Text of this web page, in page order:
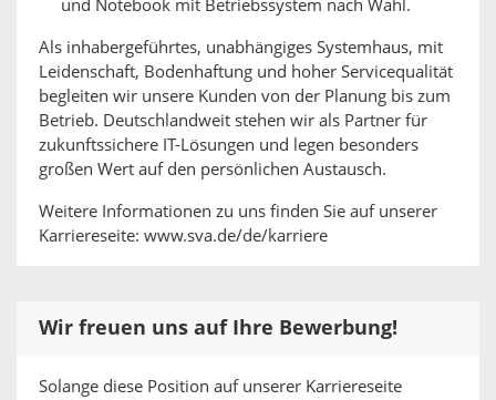
und Notebook mit Betriebssystem nach Wahl.
Als inhabergeführtes, unabhängiges Systemhaus, mit
Leidenschaft, Bodenhaftung und hoher Servicequalität
begleiten wir unsere Kunden von der Planung bis zum
Betrieb. Deutschlandweit stehen wir als Partner für
zukunftssichere IT-Lösungen und legen besonders
großen Wert auf den persönlichen Austausch.
Weitere Informationen zu uns finden Sie auf unserer
Karriereseite: www.sva.de/de/karriere
Wir freuen uns auf Ihre Bewerbung!
Solange diese Position auf unserer Karriereseite